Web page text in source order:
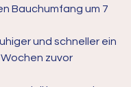
Bauchumfang um 7
und schneller ein
zuvor